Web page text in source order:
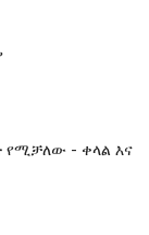
የሚቻለው - ቀላል እና